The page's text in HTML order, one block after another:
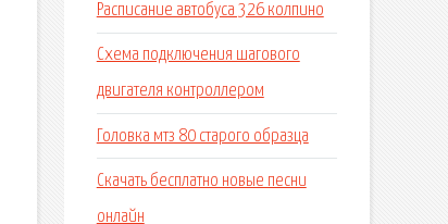
Расписание автобуса 326 колпино
Схема подключения шагового
двигателя контроллером
Головка мтз 80 старого образца
Скачать бесплатно новые песни
онлайн